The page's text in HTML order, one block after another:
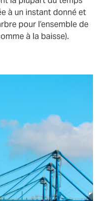
à un instant donné et
pour l’ensemble de
à la baisse).